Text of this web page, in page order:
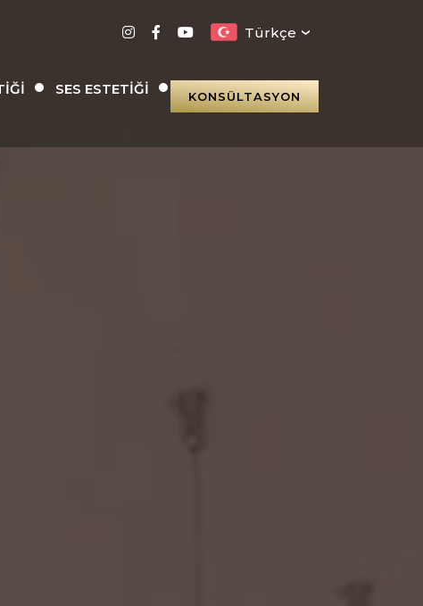
Türkçe
SES ESTETIĞI
KONSÜLTASYON